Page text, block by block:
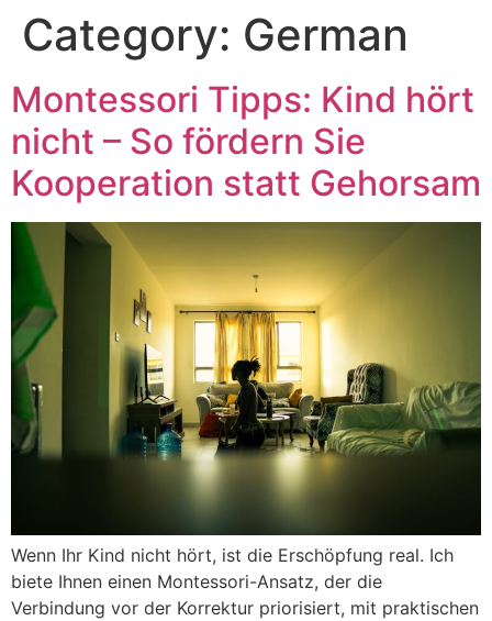
Category: German
Montessori Tipps: Kind hört
nicht – So fördern Sie
Kooperation statt Gehorsam
Wenn Ihr Kind nicht hört, ist die Erschöpfung real. Ich
biete Ihnen einen Montessori-Ansatz, der die
Verbindung vor der Korrektur priorisiert, mit praktischen